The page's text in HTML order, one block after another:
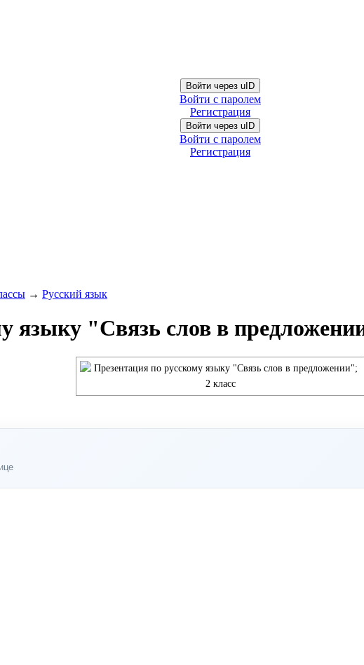
Войти через uID
Войти с паролем
Регистрация
Войти через uID
Войти с паролем
Регистрация
→ Русский язык
языку "Связь слов в